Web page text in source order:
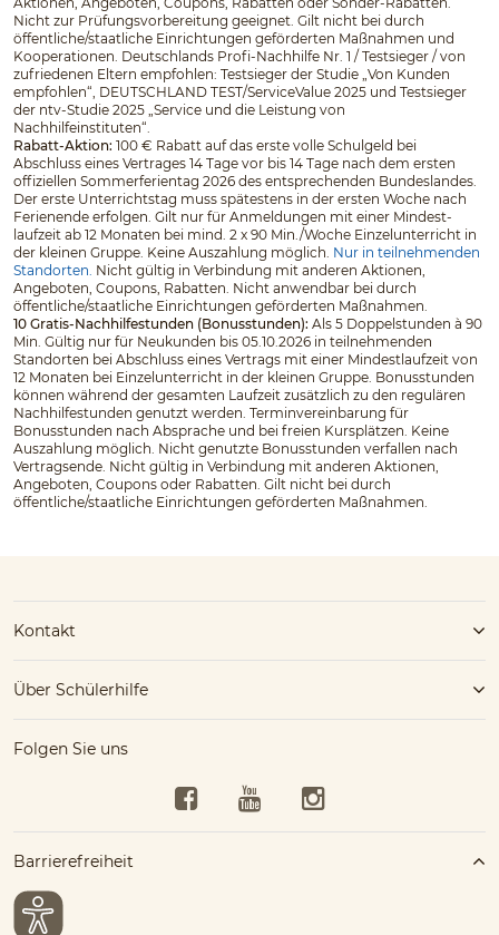
Nicht zur Prüfungsvorbereitung geeignet. Gilt nicht bei durch
öffentliche/staatliche Einrichtungen geförderten Maßnahmen und
Kooperationen. Deutschlands Profi-Nachhilfe Nr. 1 / Testsieger / von
zufriedenen Eltern empfohlen: Testsieger der Studie „Von Kunden
empfohlen“, DEUTSCHLAND TEST/ServiceValue 2025 und Testsieger
der ntv-Studie 2025 „Service und die Leistung von
Nachhilfeinstituten“.
Rabatt-Aktion: 100 € Rabatt auf das erste volle Schulgeld bei
Abschluss eines Vertrages 14 Tage vor bis 14 Tage nach dem ersten
offiziellen Sommerferientag 2026 des entsprechenden Bundeslandes.
Der erste Unterrichtstag muss spätestens in der ersten Woche nach
Ferienende erfolgen. Gilt nur für Anmeldungen mit einer Mindest­
laufzeit ab 12 Monaten bei mind. 2 x 90 Min./Woche Einzelunterricht in
der kleinen Gruppe. Keine Auszahlung möglich. Nur in teilnehmenden
Standorten. Nicht gültig in Verbindung mit anderen Aktionen,
Angeboten, Coupons, Rabatten. Nicht anwendbar bei durch
öffentliche/staatliche Einrichtungen geförderten Maßnahmen.
10 Gratis-Nachhilfestunden (Bonusstunden): Als 5 Doppelstunden à 90
Min. Gültig nur für Neukunden bis 05.10.2026 in teilnehmenden
Standorten bei Abschluss eines Vertrags mit einer Mindestlaufzeit von
12 Monaten bei Einzelunterricht in der kleinen Gruppe. Bonusstunden
können während der gesamten Laufzeit zusätzlich zu den regulären
Nachhilfestunden genutzt werden. Terminvereinbarung für
Bonusstunden nach Absprache und bei freien Kursplätzen. Keine
Auszahlung möglich. Nicht genutzte Bonusstunden verfallen nach
Vertragsende. Nicht gültig in Verbindung mit anderen Aktionen,
Angeboten, Coupons oder Rabatten. Gilt nicht bei durch
öffentliche/staatliche Einrichtungen geförderten Maßnahmen.
Kontakt
Über Schülerhilfe
Folgen Sie uns
FacebookYouTubeInstagram
Barrierefreiheit